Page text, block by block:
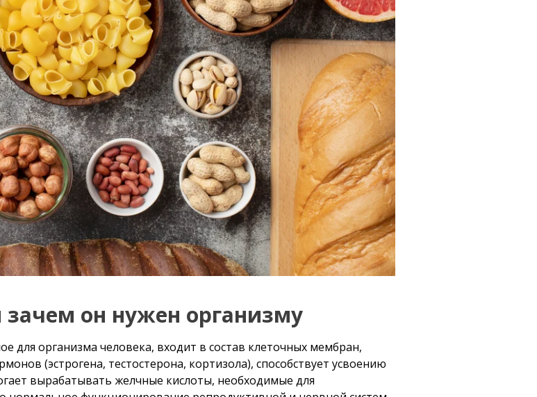
зачем он нужен организму
организма человека, входит в состав клеточных мембран,
(эстрогена, тестостерона, кортизола), способствует усвоению
вырабатывать желчные кислоты, необходимые для